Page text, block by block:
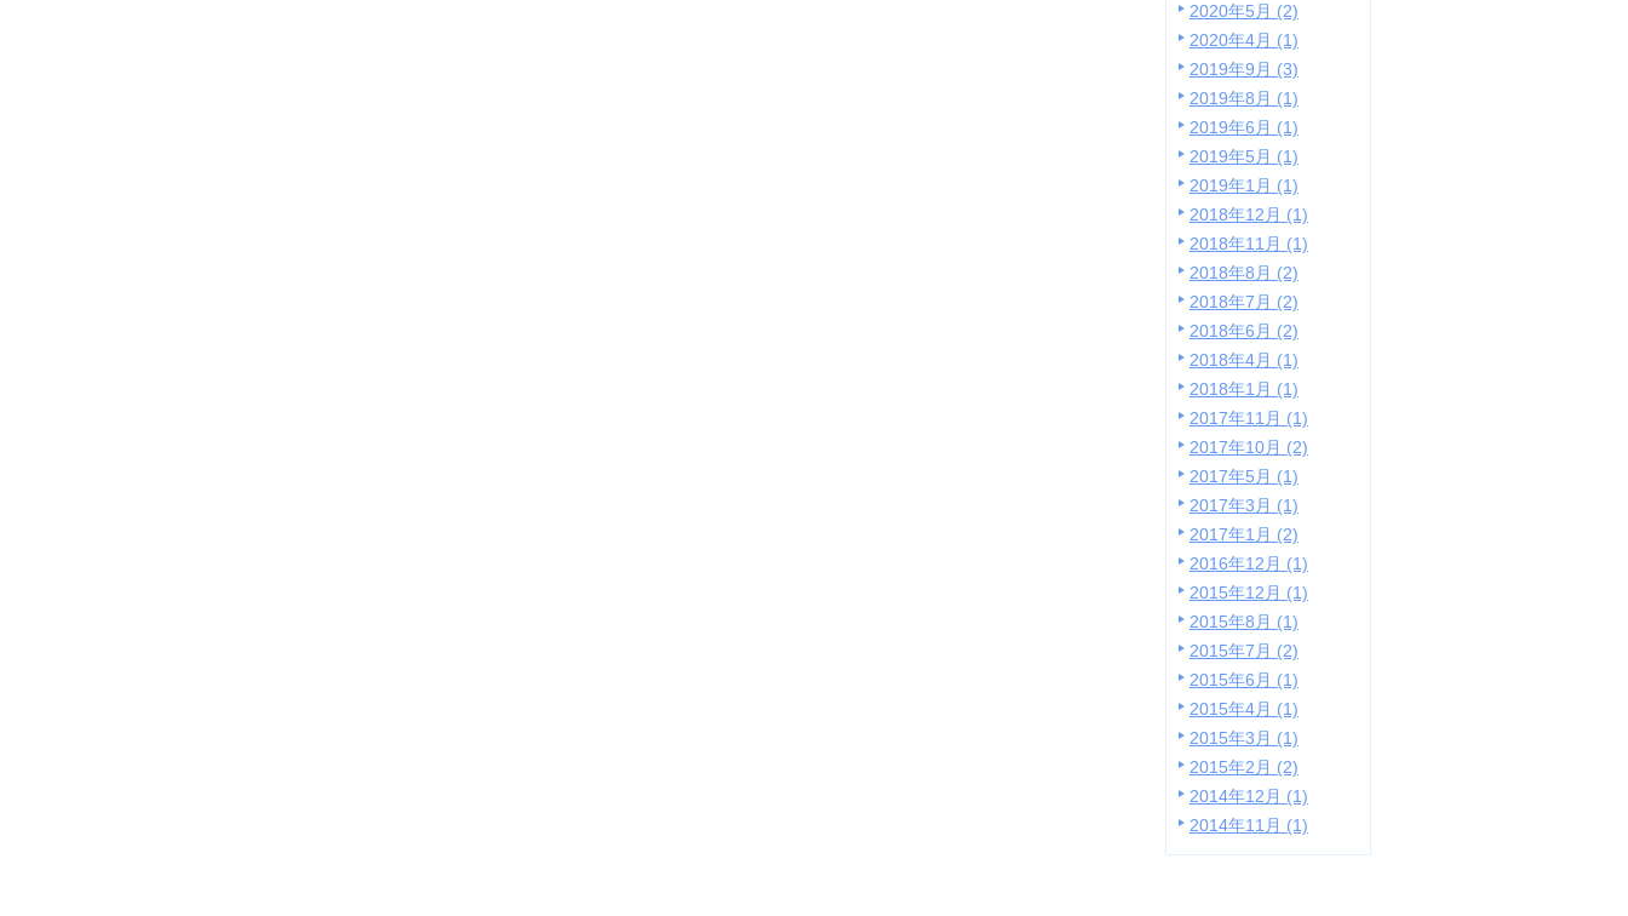
2020年5月 (2)
2020年4月 (1)
2019年9月 (3)
2019年8月 (1)
2019年6月 (1)
2019年5月 (1)
2019年1月 (1)
2018年12月 (1)
2018年11月 (1)
2018年8月 (2)
2018年7月 (2)
2018年6月 (2)
2018年4月 (1)
2018年1月 (1)
2017年11月 (1)
2017年10月 (2)
2017年5月 (1)
2017年3月 (1)
2017年1月 (2)
2016年12月 (1)
2015年12月 (1)
2015年8月 (1)
2015年7月 (2)
2015年6月 (1)
2015年4月 (1)
2015年3月 (1)
2015年2月 (2)
2014年12月 (1)
2014年11月 (1)